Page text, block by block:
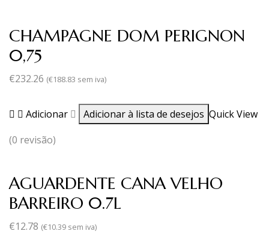
CHAMPAGNE DOM PERIGNON
0,75
€232.26 (€188.83 sem iva)
Adicionar Adicionar à lista de desejos Quick View
(0 revisão)
AGUARDENTE CANA VELHO
BARREIRO 0.7L
€12.78 (€10.39 sem iva)